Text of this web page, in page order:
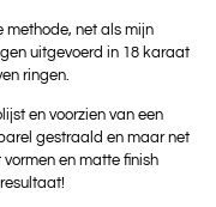
methode, net als mijn
uitgevoerd in 18 karaat
ringen.
en voorzien van een
gestraald en maar net
en matte finish